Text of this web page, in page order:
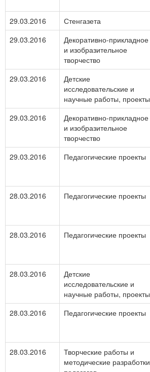
29.03.2016 Стенгазета
29.03.2016
Декоративно-прикладное
и изобразительное
творчество
29.03.2016
Детские
исследовательские и
научные работы, проекты
29.03.2016
Декоративно-прикладное
и изобразительное
творчество
29.03.2016 Педагогические проекты
28.03.2016 Педагогические проекты
28.03.2016 Педагогические проекты
28.03.2016
Детские
исследовательские и
научные работы, проекты
28.03.2016 Педагогические проекты
28.03.2016
Творческие работы и
методические разработки